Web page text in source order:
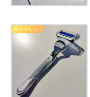
カートリッジ